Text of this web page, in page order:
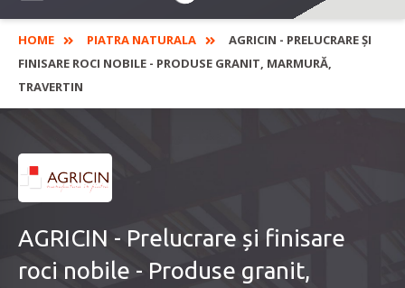
HOME PIATRA NATURALA
AGRICIN - PRELUCRARE ȘI
FINISARE ROCI NOBILE - PRODUSE GRANIT, MARMURĂ,
TRAVERTIN
AGRICIN - Prelucrare și finisare
roci nobile - Produse granit,